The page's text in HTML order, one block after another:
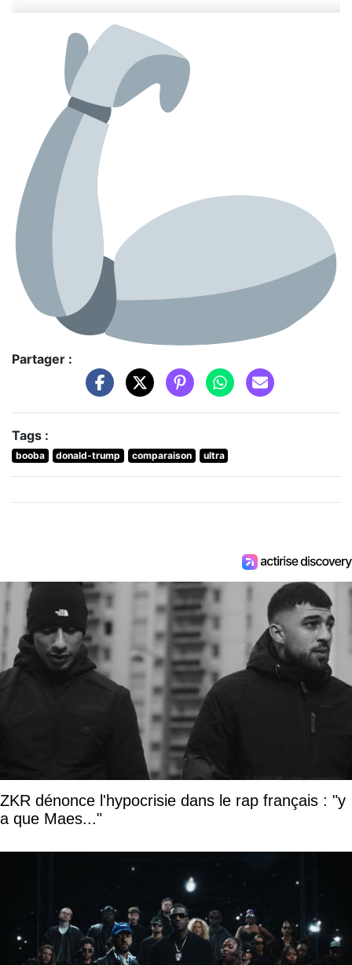
Partager :
Tags :
booba donald-trump comparaison ultra
ZKR dénonce l'hypocrisie dans le rap français : "y
a que Maes..."